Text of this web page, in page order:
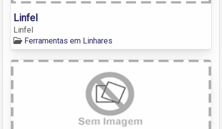
Linfel
Linfel
Ferramentas em Linhares